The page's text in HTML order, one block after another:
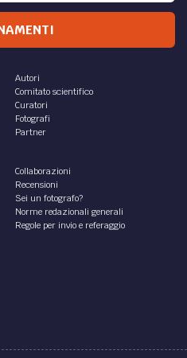
Autori
Comitato scientifico
Curatori
Fotografi
Partner
Collaborazioni
Recensioni
Sei un fotografo?
Norme redazionali generali
Regole per invio e referaggio